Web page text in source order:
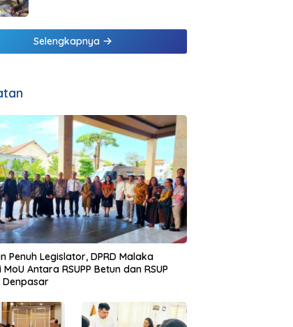
Selengkapnya
Penuh Legislator, DPRD Malaka
Antara RSUPP Betun dan RSUP